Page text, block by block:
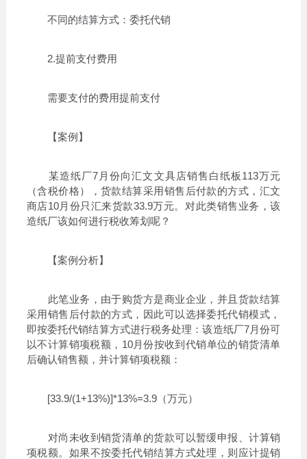
不同的结算方式：委托代销
2.提前支付费用
需要支付的费用提前支付
【案例】
某造纸厂7月份向汇文文具店销售白纸板113万元
（含税价格），货款结算采用销售后付款的方式，汇文
商店10月份只汇来货款33.9万元。对此类销售业务，该
造纸厂该如何进行税收筹划呢？
【案例分析】
此笔业务，由于购货方是商业企业，并且货款结算
采用销售后付款的方式，因此可以选择委托代销模式，
即按委托代销结算方式进行税务处理：该造纸厂7月份可
以不计算销项税额，10月份按收到代销单位的销货清单
后确认销售额，并计算销项税额：
[33.9/(1+13%)]*13%=3.9（万元）
对尚未收到销货清单的货款可以暂缓申报、计算销
项税额。如果不按委托代销结算方式处理，则应计提销